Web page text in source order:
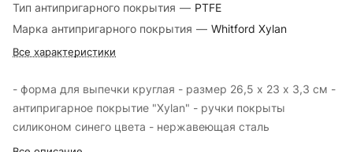
Тип антипригарного покрытия — PTFE
Марка антипригарного покрытия — Whitford Xylan
Все характеристики
- форма для выпечки круглая - размер 26,5 х 23 х 3,3 см -
антипригарное покрытие "Xylan" - ручки покрыты
силиконом синего цвета - нержавеющая сталь